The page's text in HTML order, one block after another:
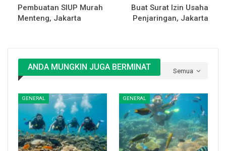
Pembuatan SIUP Murah
Menteng, Jakarta
Buat Surat Izin Usaha
Penjaringan, Jakarta
Semua
ANDA MUNGKIN JUGA BERMINAT
GENERAL GENERAL